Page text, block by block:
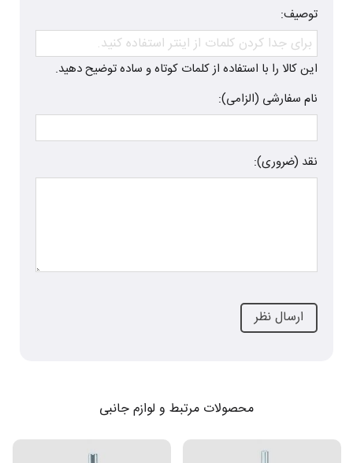
توصیف:
این کالا را با استفاده از کلمات کوتاه و ساده توضیح دهید.
نام سفارشی (الزامی):
نقد (ضروری):
محصولات مرتبط و لوازم جانبی